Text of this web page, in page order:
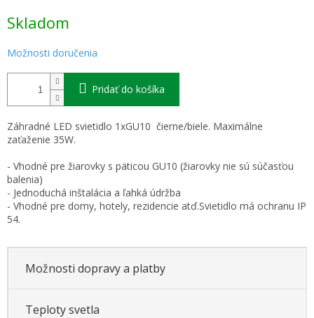
cena:
Skladom
Možnosti doručenia
Pridať do košíka
Záhradné LED svietidlo 1xGU10 čierne/biele. Maximálne
zaťaženie 35W.
- Vhodné pre žiarovky s päticou GU10 (žiarovky nie sú súčasťou
balenia)
- Jednoduchá inštalácia a ľahká údržba
- Vhodné pre domy, hotely, rezidencie atď.Svietidlo má ochranu IP
54.
Možnosti dopravy a platby
Teploty svetla